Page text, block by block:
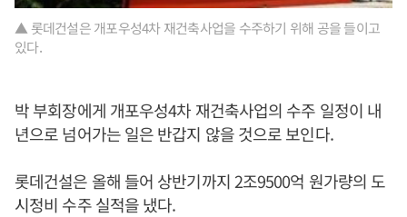
▲ 롯데건설은 개포우성4차 재건축사업을 수주하기 위해 공을 들이고
있다.
박 부회장에게 개포우성4차 재건축사업의 수주 일정이 내
년으로 넘어가는 일은 반갑지 않을 것으로 보인다.
롯데건설은 올해 들어 상반기까지 2조9500억 원가량의 도
시정비 수주 실적을 냈다.